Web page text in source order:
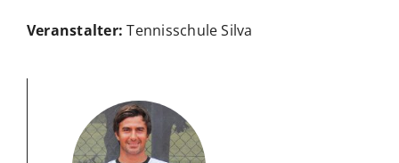
Veranstalter:Tennisschule Silva